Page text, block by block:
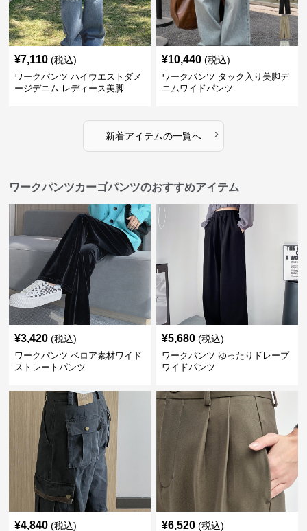
¥7,110 (税込)
ワークパンツ ハイウエストダメ
ージデニム レディース美脚
¥10,440 (税込)
ワークパンツ タック入り美脚デ
ニムワイドパンツ
新着アイテムの一覧へ ›
ワークパンツカーゴパンツのおすすめアイテム
¥3,420 (税込)
ワークパンツ ベロア素材ワイド
ストレートパンツ
¥5,680 (税込)
ワークパンツ ゆったりドレープ
ワイドパンツ
¥4,840 (税込) ¥6,520 (税込)